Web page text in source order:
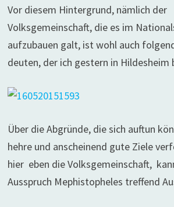
Vor diesem Hintergrund, nämlich der
Volksgemeinschaft, die es im
aufzubauen galt, ist wohl auch
deuten, der ich gestern in Hildesheim
Über die Abgründe, die sich auftun
hehre und anscheinend gute Ziele
hier eben die Volksgemeinschaft,
Ausspruch Mephistopheles treffend